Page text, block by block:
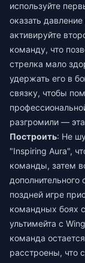
используйте
оказать
активируйте
команду, что
стрелка мало
удержать его в
связку, чтобы
разгромили —
Построить: Не
"Inspiring Aura",
команды, затем
поздней игре
командных боях
ультимейта с
команда
расстроены, что